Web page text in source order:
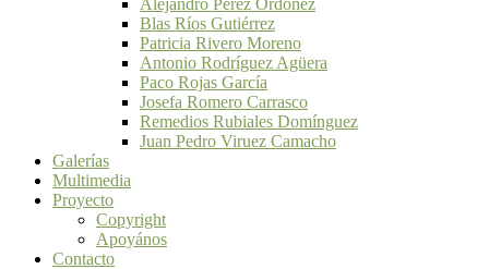
Alejandro Pérez Ordóñez
Blas Ríos Gutiérrez
Patricia Rivero Moreno
Antonio Rodríguez Agüera
Paco Rojas García
Josefa Romero Carrasco
Remedios Rubiales Domínguez
Juan Pedro Viruez Camacho
Galerías
Multimedia
Proyecto
Copyright
Apoyános
Contacto